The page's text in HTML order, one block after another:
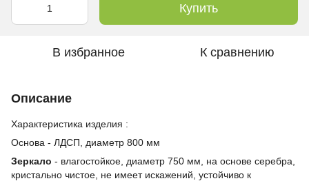
Купить
В избранное К сравнению
Описание
Характеристика изделия :
Основа - ЛДСП, диаметр 800 мм
Зеркало - влагостойкое, диаметр 750 мм, на основе серебра,
кристально чистое, не имеет искажений, устойчиво к